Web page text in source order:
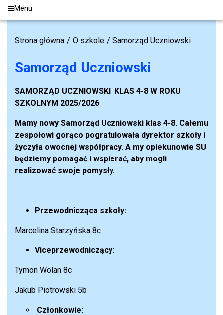
Menu
Strona główna O szkole Samorząd Uczniowski
Samorząd Uczniowski
SAMORZĄD UCZNIOWSKI KLAS 4-8 W ROKU
SZKOLNYM 2025/2026
Mamy nowy Samorząd Uczniowski klas 4-8. Całemu
zespołowi gorąco pogratulowała dyrektor szkoły i
życzyła owocnej współpracy. A my opiekunowie SU
będziemy pomagać i wspierać, aby mogli
realizować swoje pomysły.
Przewodnicząca szkoły:
Marcelina Starzyńska 8c
Viceprzewodniczący:
Tymon Wolan 8c
Jakub Piotrowski 5b
Członkowie: